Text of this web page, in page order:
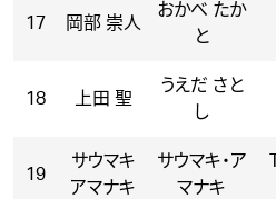
17 岡部 崇人
おかべ たか
と
18 上田 聖
うえだ さと
し
19
サウマキ
アマナキ
サウマキ・ア
マナキ